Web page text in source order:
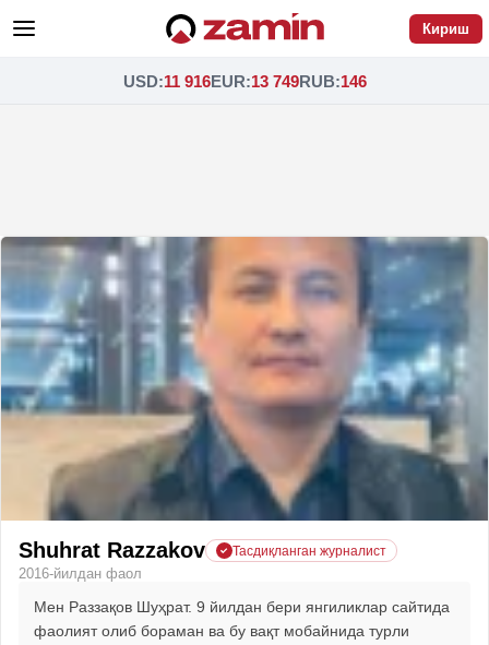
Кириш
USD:11 916EUR:13 749RUB:146
Shuhrat Razzakov Тасдиқланган журналист
2016-йилдан фаол
Мен Раззақов Шуҳрат. 9 йилдан бери янгиликлар сайтида
фаолият олиб бораман ва бу вақт мобайнида турли